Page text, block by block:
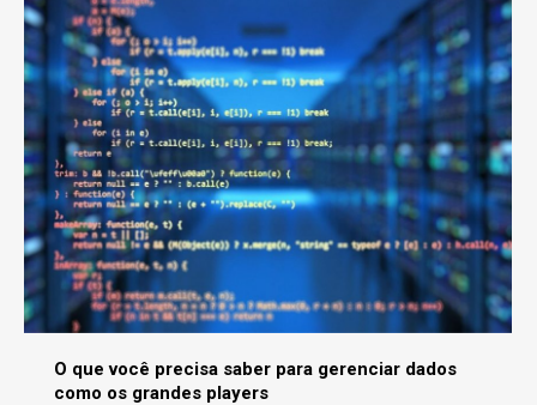
O que você precisa saber para gerenciar dados
como os grandes players